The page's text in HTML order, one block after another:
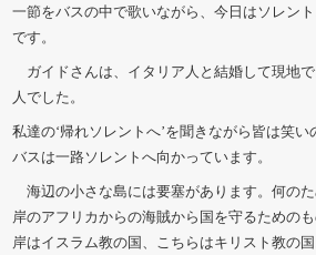
一節をバスの中で歌いながら、今日はソレン
です。
ガイドさんは、イタリア人と結婚して現地
人でした。
私達の‘帰れソレントへ’を聞きながら皆は笑
バスは一路ソレントへ向かっています。
海辺の小さな島には要塞があります。何の
岸のアフリカからの海賊から国を守るための
岸はイスラム教の国、こちらはキリスト教の